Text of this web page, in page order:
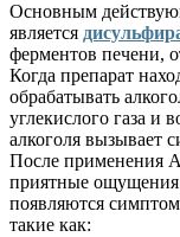
Основным
является
ферментов печени,
Когда препарат
обрабатывать
углекислого газа и
алкоголя вызывает
После применения
приятные ощущения
появляются
такие как: